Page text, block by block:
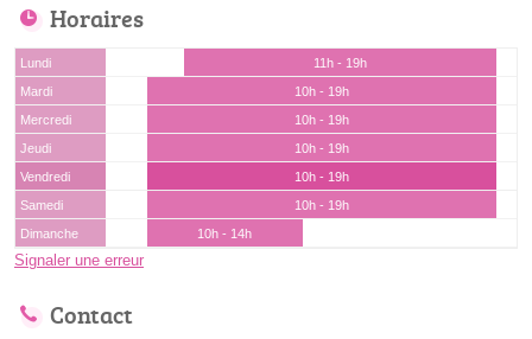
Horaires
Lundi
11h - 19h
Mardi
10h - 19h
Mercredi
10h - 19h
Jeudi
10h - 19h
Vendredi
10h - 19h
Samedi
10h - 19h
Dimanche
10h - 14h
Signaler une erreur
Contact